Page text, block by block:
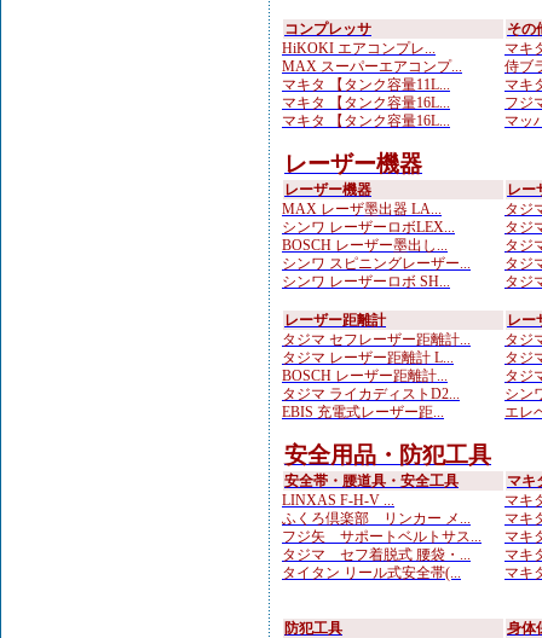
コンプレッサ
HiKOKI エアコンプレ...
MAX スーパーエアコンプ...
マキタ 【タンク容量11L...
マキタ 【タンク容量16L...
マキタ 【タンク容量16L...
その
マキ
侍ブ
マキ
フジ
マッ
レーザー機器
レーザー機器
MAX レーザ墨出器 LA...
シンワ レーザーロボLEX...
BOSCH レーザー墨出し...
シンワ スピニングレーザー...
シンワ レーザーロボ SH...
レー
タジ
タジ
タジ
タジ
タジ
レーザー距離計
タジマ セフレーザー距離計...
タジマ レーザー距離計 L...
BOSCH レーザー距離計...
タジマ ライカディストD2...
EBIS 充電式レーザー距...
レー
タジ
タジ
タジ
シン
エレ
安全用品・防犯工具
安全帯・腰道具・安全工具
LINXAS F-H-V ...
ふくろ倶楽部 リンカー メ...
フジ矢 サポートベルトサス...
タジマ セフ着脱式 腰袋・...
タイタン リール式安全帯(...
マキ
マキ
マキ
マキ
マキ
マキ
防犯工具
身体